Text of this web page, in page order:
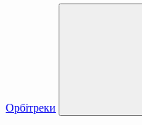
Орбітреки